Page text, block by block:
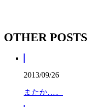
OTHER POSTS
2013/09/26
またか…。